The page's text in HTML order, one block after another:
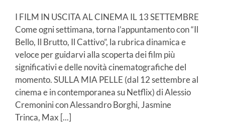
I FILM IN USCITA AL CINEMA IL 13 SETTEMBRE
Come ogni settimana, torna l’appuntamento con “Il
Bello, Il Brutto, Il Cattivo”, la rubrica dinamica e
veloce per guidarvi alla scoperta dei film più
significativi e delle novità cinematografiche del
momento. SULLA MIA PELLE (dal 12 settembre al
cinema e in contemporanea su Netflix) di Alessio
Cremonini con Alessandro Borghi, Jasmine
Trinca, Max [...]